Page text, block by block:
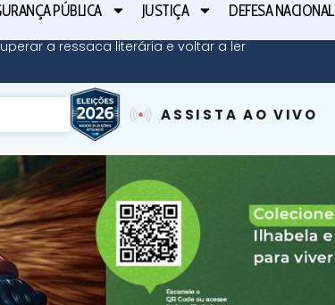
PÚBLICA JUSTIÇA DEFESA NACIONAL
a ressaca literária e voltar a ler
ASSISTA AO VIVO